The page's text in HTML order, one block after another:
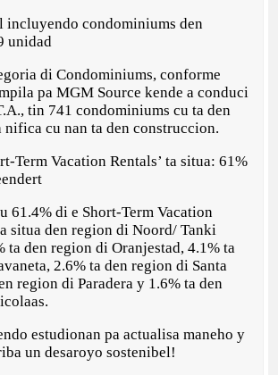
incluyendo condominiums den
unidad
di Condominiums, conforme
pa MGM Source kende a conduci
tin 741 condominiums cu ta den
nifica cu nan ta den construccion.
Term Vacation Rentals’ ta situa: 61%
61.4% di e Short-Term Vacation
situa den region di Noord/ Tanki
ta den region di Oranjestad, 4.1% ta
2.6% ta den region di Santa
region di Paradera y 1.6% ta den
estudionan pa actualisa maneho y
un desaroyo sostenibel!